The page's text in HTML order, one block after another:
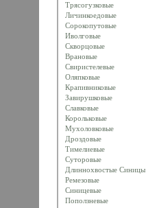
Трясогузковые
Личинкоедовые
Сорокопутовые
Иволговые
Скворцовые
Врановые
Свиристелевые
Оляпковые
Крапивниковые
Завирушковые
Славковые
Корольковые
Мухоловковые
Дроздовые
Тимелиевые
Суторовые
Длиннохвостые Синицы
Ремезовые
Синицевые
Поползневые